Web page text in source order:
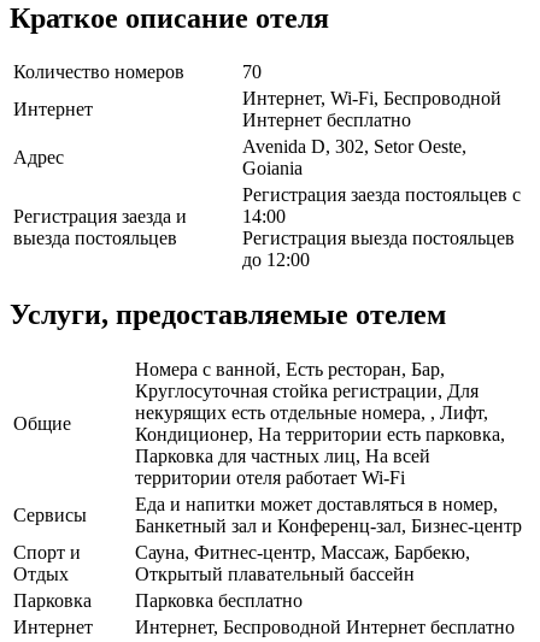
Краткое описание отеля
Количество номеров
70
Интернет
Интернет, Wi-Fi, Беспроводной
Интернет бесплатно
Адрес
Avenida D, 302, Setor Oeste,
Goiania
Регистрация заезда и
выезда постояльцев
Регистрация заезда постояльцев с
14:00
Регистрация выезда постояльцев
до 12:00
Услуги, предоставляемые отелем
Общие
Номера с ванной, Есть ресторан, Бар,
Круглосуточная стойка регистрации, Для
некурящих есть отдельные номера, , Лифт,
Кондиционер, На территории есть парковка,
Парковка для частных лиц, На всей
территории отеля работает Wi-Fi
Сервисы
Еда и напитки может доставляться в номер,
Банкетный зал и Конференц-зал, Бизнес-центр
Спорт и
Отдых
Сауна, Фитнес-центр, Массаж, Барбекю,
Открытый плавательный бассейн
Парковка
Парковка бесплатно
Интернет
Интернет, Беспроводной Интернет бесплатно